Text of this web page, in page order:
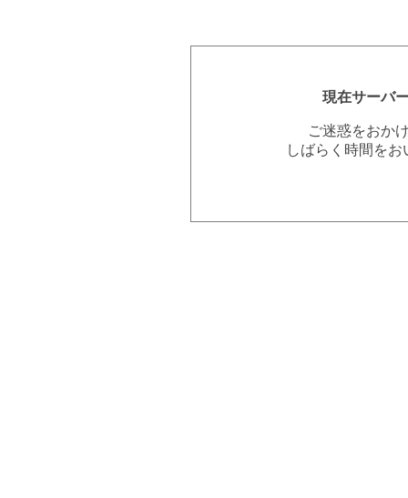
現在サーバ
ご迷惑をおか
しばらく時間を